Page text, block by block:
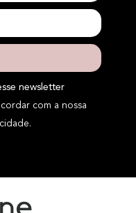
newsletter
com a nossa